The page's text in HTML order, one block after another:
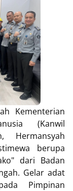
Kementerian
(Kanwil
Hermansyah
berupa
dari Badan
Gelar adat
Pimpinan